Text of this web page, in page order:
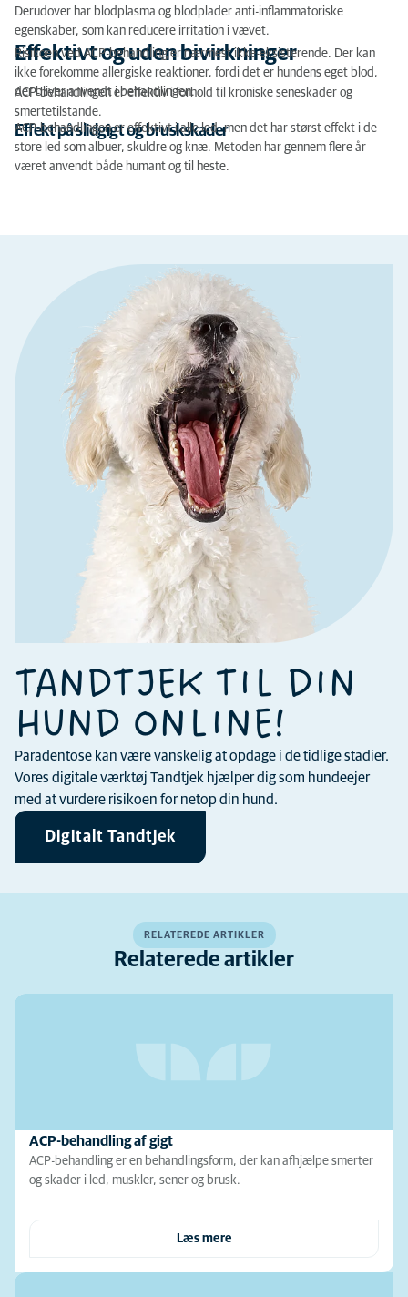
Derudover har blodplasma og blodplader anti-inflammatoriske
egenskaber, som kan reducere irritation i vævet.
Effektivt og uden bivirkninger
Risikoen ved ACP-behandling er nærmest ikke-eksisterende. Der kan
ikke forekomme allergiske reaktioner, fordi det er hundens eget blod,
der bliver anvendt i behandlingen.
ACP-behandlingen er effektiv i forhold til kroniske seneskader og
smertetilstande.
Effekt på slidgigt og bruskskader
ACP-behandlingen er effektivt i alle led, men det har størst effekt i de
store led som albuer, skuldre og knæ. Metoden har gennem flere år
været anvendt både humant og til heste.
TANDTJEK TIL DIN
HUND ONLINE!
Paradentose kan være vanskelig at opdage i de tidlige stadier.
Vores digitale værktøj Tandtjek hjælper dig som hundeejer
med at vurdere risikoen for netop din hund.
Digitalt Tandtjek
RELATEREDE ARTIKLER
Relaterede artikler
ACP-behandling af gigt
ACP-behandling er en behandlingsform, der kan afhjælpe smerter
og skader i led, muskler, sener og brusk.
Læs mere